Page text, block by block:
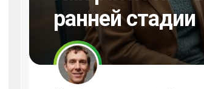
ранней стадии